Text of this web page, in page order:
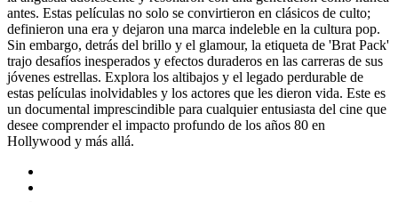
antes. Estas películas no solo se convirtieron en clásicos de culto;
definieron una era y dejaron una marca indeleble en la cultura pop.
Sin embargo, detrás del brillo y el glamour, la etiqueta de 'Brat Pack'
trajo desafíos inesperados y efectos duraderos en las carreras de sus
jóvenes estrellas. Explora los altibajos y el legado perdurable de
estas películas inolvidables y los actores que les dieron vida. Este es
un documental imprescindible para cualquier entusiasta del cine que
desee comprender el impacto profundo de los años 80 en
Hollywood y más allá.